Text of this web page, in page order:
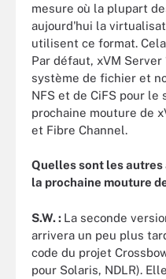
mesure où la plupart
aujourd'hui la
utilisent ce format.
Par défaut, xVM Server
système de fichier et
NFS et de CiFS pour le
prochaine mouture de
et Fibre Channel.
Quelles sont les
la prochaine mouture
S.W. : La seconde
arrivera un peu plus
code du projet
pour Solaris, NDLR).